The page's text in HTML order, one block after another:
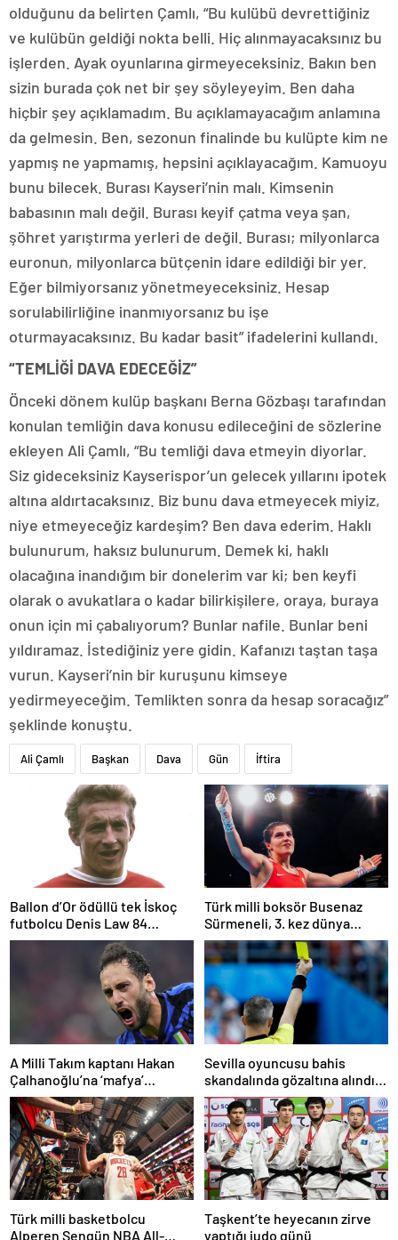
olduğunu da belirten Çamlı, “Bu kulübü devrettiğiniz
ve kulübün geldiği nokta belli. Hiç alınmayacaksınız bu
işlerden. Ayak oyunlarına girmeyeceksiniz. Bakın ben
sizin burada çok net bir şey söyleyeyim. Ben daha
hiçbir şey açıklamadım. Bu açıklamayacağım anlamına
da gelmesin. Ben, sezonun finalinde bu kulüpte kim ne
yapmış ne yapmamış, hepsini açıklayacağım. Kamuoyu
bunu bilecek. Burası Kayseri’nin malı. Kimsenin
babasının malı değil. Burası keyif çatma veya şan,
şöhret yarıştırma yerleri de değil. Burası; milyonlarca
euronun, milyonlarca bütçenin idare edildiği bir yer.
Eğer bilmiyorsanız yönetmeyeceksiniz. Hesap
sorulabilirliğine inanmıyorsanız bu işe
oturmayacaksınız. Bu kadar basit” ifadelerini kullandı.
“TEMLİĞİ DAVA EDECEĞİZ”
Önceki dönem kulüp başkanı Berna Gözbaşı tarafından
konulan temliğin dava konusu edileceğini de sözlerine
ekleyen Ali Çamlı, “Bu temliği dava etmeyin diyorlar.
Siz gideceksiniz Kayserispor’un gelecek yıllarını ipotek
altına aldırtacaksınız. Biz bunu dava etmeyecek miyiz,
niye etmeyeceğiz kardeşim? Ben dava ederim. Haklı
bulunurum, haksız bulunurum. Demek ki, haklı
olacağına inandığım bir donelerim var ki; ben keyfi
olarak o avukatlara o kadar bilirkişilere, oraya, buraya
onun için mi çabalıyorum? Bunlar nafile. Bunlar beni
yıldıramaz. İstediğiniz yere gidin. Kafanızı taştan taşa
vurun. Kayseri’nin bir kuruşunu kimseye
yedirmeyeceğim. Temlikten sonra da hesap soracağız”
şeklinde konuştu.
Ali Çamlı Başkan Dava Gün İftira
Ballon d’Or ödüllü tek İskoç
futbolcu Denis Law 84
yaşında öldü
Türk milli boksör Busenaz
Sürmeneli, 3. kez dünya
şampiyonu oldu
A Milli Takım kaptanı Hakan
Çalhanoğlu’na ‘mafya’
soruşturmasında ceza
Sevilla oyuncusu bahis
skandalında gözaltına alındı:
Son dakikalarda sarı kart
görmüş
Türk milli basketbolcu
Alperen Şengün NBA All-
Taşkent’te heyecanın zirve
yaptığı judo günü